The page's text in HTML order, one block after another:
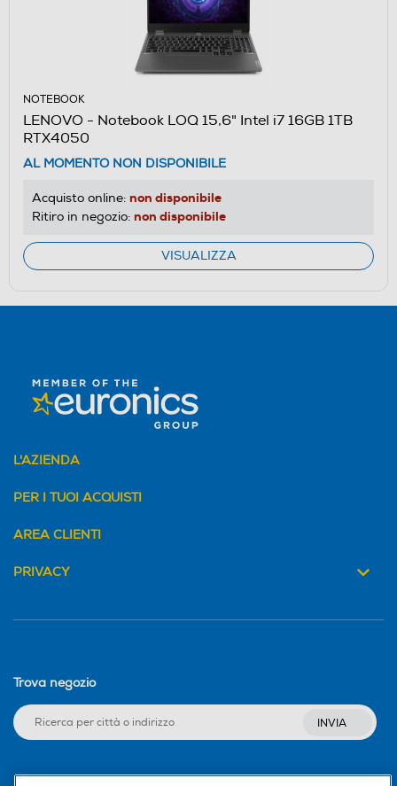
NOTEBOOK
LENOVO - Notebook LOQ 15,6" Intel i7 16GB 1TB
RTX4050
AL MOMENTO NON DISPONIBILE
Acquisto online: non disponibile
Ritiro in negozio: non disponibile
VISUALIZZA
L'AZIENDA
PER I TUOI ACQUISTI
AREA CLIENTI
PRIVACY
Trova negozio
INVIA